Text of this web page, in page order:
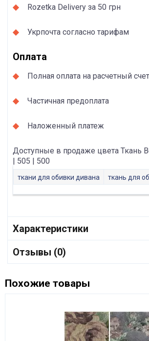
Rozetka Delivery за 50 грн
Укрпочта согласно тарифам
Оплата
Полная оплата на расчетный счет
Частичная предоплата
Наложенный платеж
Доступные в продаже цвета Ткань
| 505 | 500
ткани для обивки дивана ткань для
Характеристики
Отзывы (0)
Похожие товары